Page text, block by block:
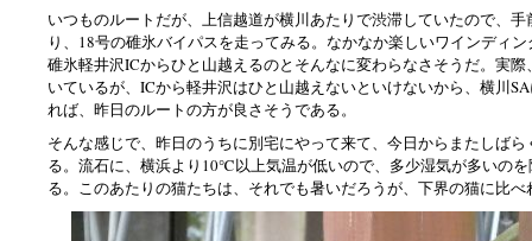
いつものルートだが、上信越道が横川あたりで渋滞していたので、
り、18号の碓氷バイパスを走ってみる。なかなか楽しいワインディ
碓氷軽井沢ICからひと山越えるのとそんなに変わらなさそうだ。実
いているが、ICから軽井沢はひと山越えないといけないから、横川
れば、昨日のルートの方が良さそうである。
そんな感じで、昨日のうちに別宅にやって来て、今日からまたしば
る。流石に、横浜より10℃以上気温が低いので、多少湿気が多いの
る。このあたりの猫たちは、それでも暑いだろうが、下界の猫に比べ